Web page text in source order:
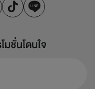
ชั่นโดนใจ